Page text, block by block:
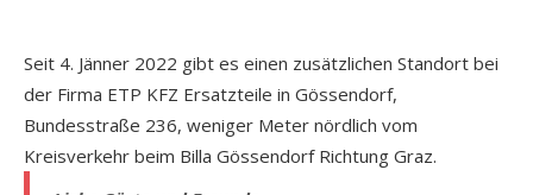
Seit 4. Jänner 2022 gibt es einen zusätzlichen Standort bei
der Firma ETP KFZ Ersatzteile in Gössendorf,
Bundesstraße 236, weniger Meter nördlich vom
Kreisverkehr beim Billa Gössendorf Richtung Graz.